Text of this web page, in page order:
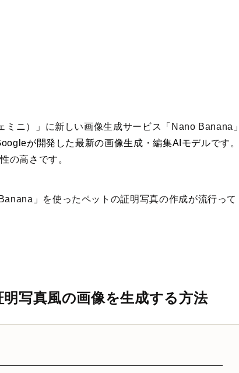
ニ）」に新しい画像生成サービス「Nano Banana」
が開発した最新の画像生成・編集AIモデルです。
の高さです。
」を使ったペットの証明写真の作成が流行って
写真風の画像を生成する方法